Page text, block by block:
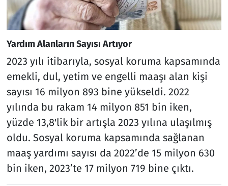
Yardım Alanların Sayısı Artıyor
2023 yılı itibarıyla, sosyal koruma kapsamında
emekli, dul, yetim ve engelli maaşı alan kişi
sayısı 16 milyon 893 bine yükseldi. 2022
yılında bu rakam 14 milyon 851 bin iken,
yüzde 13,8'lik bir artışla 2023 yılına ulaşılmış
oldu. Sosyal koruma kapsamında sağlanan
maaş yardımı sayısı da 2022’de 15 milyon 630
bin iken, 2023’te 17 milyon 719 bine çıktı.